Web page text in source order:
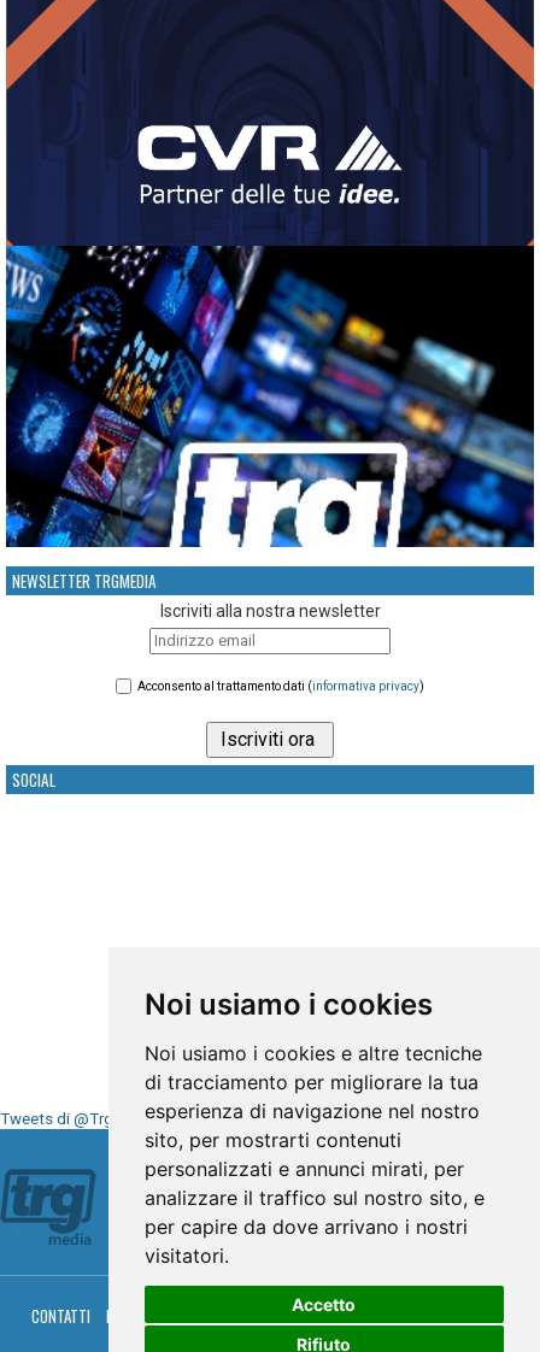
Noi usiamo i cookies
Noi usiamo i cookies e altre tecniche
di tracciamento per migliorare la tua
esperienza di navigazione nel nostro
sito, per mostrarti contenuti
personalizzati e annunci mirati, per
analizzare il traffico sul nostro sito, e
per capire da dove arrivano i nostri
visitatori.
Accetto
Rifiuto
NEWSLETTER TRGMEDIA
Iscriviti alla nostra newsletter
Acconsento al trattamento dati (informativa privacy)
SOCIAL
Tweets di @TrgMedia
Seguici su
CONTATTI PRIVACY PALINSESTO DIRETTA TV
RGM HITRADIO